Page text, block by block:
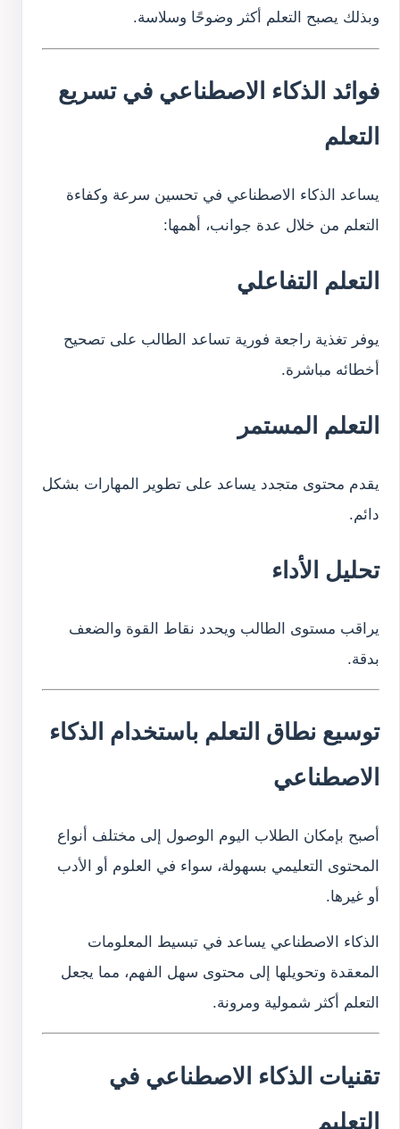
وبذلك يصبح التعلم أكثر وضوحًا وسلاسة.
فوائد الذكاء الاصطناعي في تسريع
التعلم
يساعد الذكاء الاصطناعي في تحسين سرعة وكفاءة
التعلم من خلال عدة جوانب، أهمها:
التعلم التفاعلي
يوفر تغذية راجعة فورية تساعد الطالب على تصحيح
أخطائه مباشرة.
التعلم المستمر
يقدم محتوى متجدد يساعد على تطوير المهارات بشكل
دائم.
تحليل الأداء
يراقب مستوى الطالب ويحدد نقاط القوة والضعف
بدقة.
توسيع نطاق التعلم باستخدام الذكاء
الاصطناعي
أصبح بإمكان الطلاب اليوم الوصول إلى مختلف أنواع
المحتوى التعليمي بسهولة، سواء في العلوم أو الأدب
أو غيرها.
الذكاء الاصطناعي يساعد في تبسيط المعلومات
المعقدة وتحويلها إلى محتوى سهل الفهم، مما يجعل
التعلم أكثر شمولية ومرونة.
تقنيات الذكاء الاصطناعي في
التعليم